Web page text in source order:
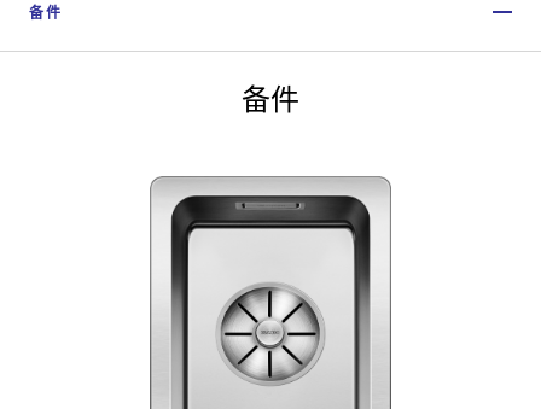
备件
备件